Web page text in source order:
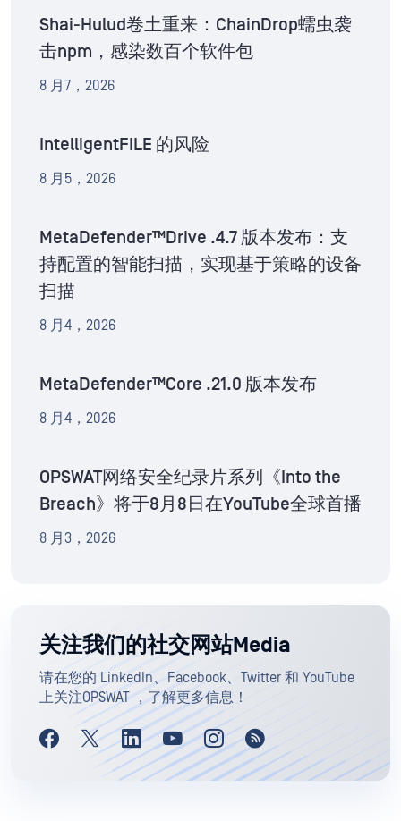
Shai-Hulud卷土重来：ChainDrop蠕虫袭
击npm，感染数百个软件包
8 月7，2026
IntelligentFILE 的风险
8 月5，2026
MetaDefender™Drive .4.7 版本发布：支
持配置的智能扫描，实现基于策略的设备
扫描
8 月4，2026
MetaDefender™Core .21.0 版本发布
8 月4，2026
OPSWAT网络安全纪录片系列《Into the
Breach》将于8月8日在YouTube全球首播
8 月3，2026
关注我们的社交网站Media
请在您的 LinkedIn、Facebook、Twitter 和 YouTube
上关注OPSWAT ，了解更多信息！